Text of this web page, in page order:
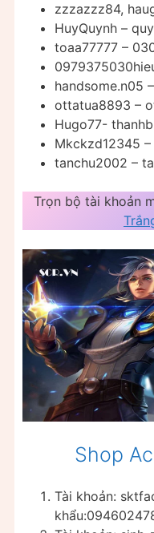
zzzazzz84,
HuyQuynh –
toaa77777 –
handsome.n05
ottatua8893 –
Hugo77-
Mkckzd12345
tanchu2002 –
Trọn bộ tài khoản
Shop
Tài khoản: